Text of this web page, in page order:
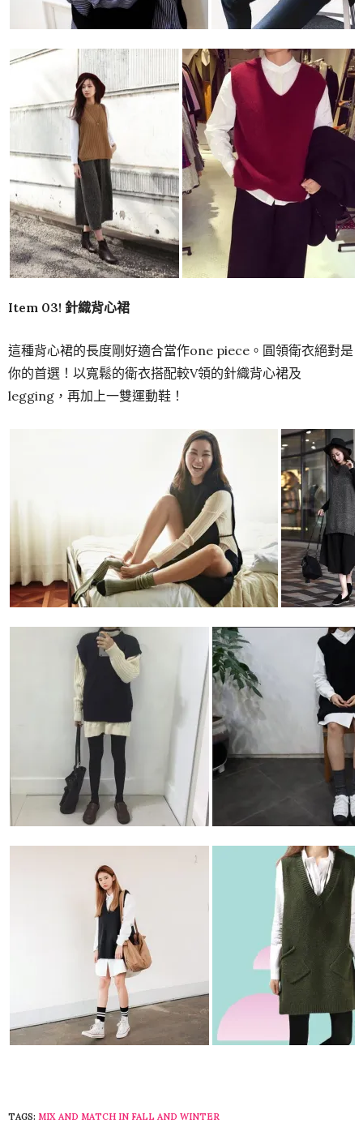
Item 03! 針織背心裙
這種背心裙的長度剛好適合當作one piece。圓領衛衣絕對是
你的首選！以寬鬆的衛衣搭配較V領的針織背心裙及
legging，再加上一雙運動鞋！
TAGS: MIX AND MATCH IN FALL AND WINTER